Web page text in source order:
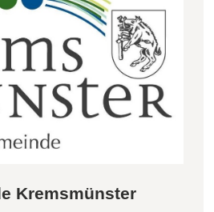
Kremsmünster